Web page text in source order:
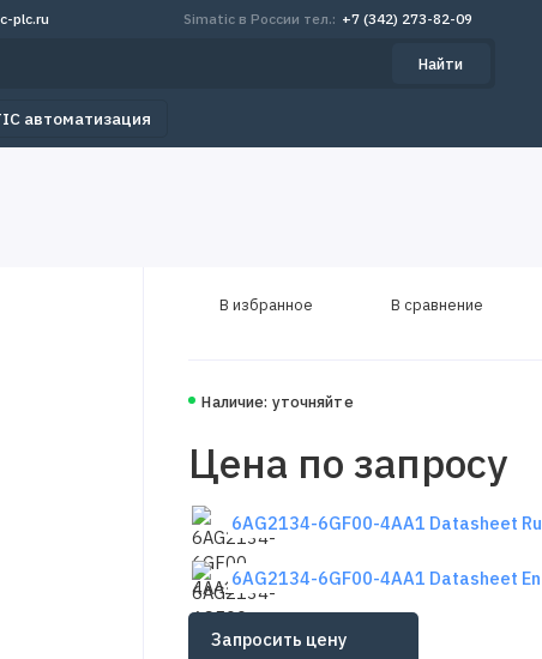
plc.ru Simatic в России тел.: +7 (342) 273-82-09
Найти
автоматизация
Наличие: уточняйте
Цена по запросу
6AG2134-6GF00-4AA1 Datasheet Ru
6AG2134-6GF00-4AA1 Datasheet En
Запросить цену
В избранное В сравнение